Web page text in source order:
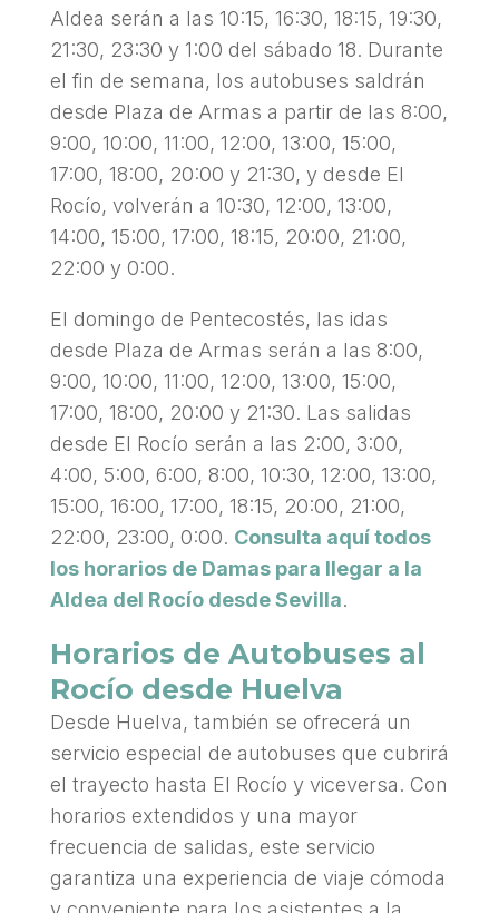
Aldea serán a las 10:15, 16:30, 18:15, 19:30,
21:30, 23:30 y 1:00 del sábado 18. Durante
el fin de semana, los autobuses saldrán
desde Plaza de Armas a partir de las 8:00,
9:00, 10:00, 11:00, 12:00, 13:00, 15:00,
17:00, 18:00, 20:00 y 21:30, y desde El
Rocío, volverán a 10:30, 12:00, 13:00,
14:00, 15:00, 17:00, 18:15, 20:00, 21:00,
22:00 y 0:00.
El domingo de Pentecostés, las idas
desde Plaza de Armas serán a las 8:00,
9:00, 10:00, 11:00, 12:00, 13:00, 15:00,
17:00, 18:00, 20:00 y 21:30. Las salidas
desde El Rocío serán a las 2:00, 3:00,
4:00, 5:00, 6:00, 8:00, 10:30, 12:00, 13:00,
15:00, 16:00, 17:00, 18:15, 20:00, 21:00,
22:00, 23:00, 0:00. Consulta aquí todos
los horarios de Damas para llegar a la
Aldea del Rocío desde Sevilla.
Horarios de Autobuses al
Rocío desde Huelva
Desde Huelva, también se ofrecerá un
servicio especial de autobuses que cubrirá
el trayecto hasta El Rocío y viceversa. Con
horarios extendidos y una mayor
frecuencia de salidas, este servicio
garantiza una experiencia de viaje cómoda